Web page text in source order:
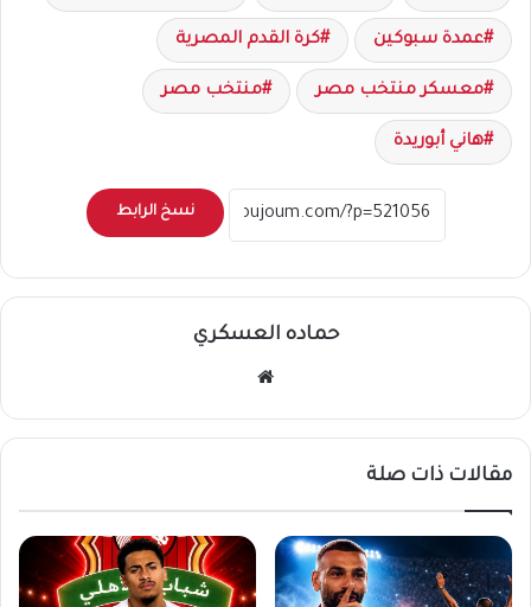
عمدة سبوكين كرة القدم المصرية
معسكر منتخب مصر منتخب مصر
هاني أبوريدة
نسخ الرابط
حماده العسكري
مقالات ذات صلة